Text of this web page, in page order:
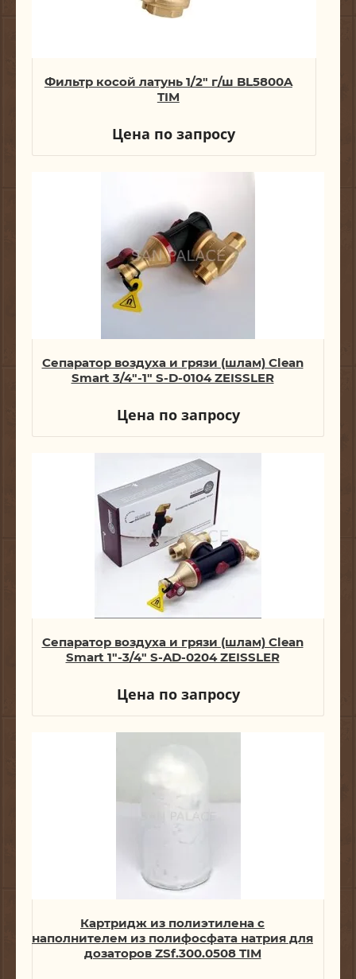
Фильтр косой латунь 1/2" г/ш BL5800A
TIM
Цена по запросу
Сепаратор воздуха и грязи (шлам) Clean
Smart 3/4"-1" S-D-0104 ZEISSLER
Цена по запросу
Сепаратор воздуха и грязи (шлам) Clean
Smart 1"-3/4" S-AD-0204 ZEISSLER
Цена по запросу
Картридж из полиэтилена с
наполнителем из полифосфата натрия для
дозаторов ZSf.300.0508 TIM